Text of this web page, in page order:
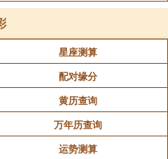
联系我们删除！以上内容，并
点。
星座测算
配对缘分
黄历查询
万年历查询
运势测算